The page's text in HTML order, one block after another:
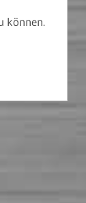
können.